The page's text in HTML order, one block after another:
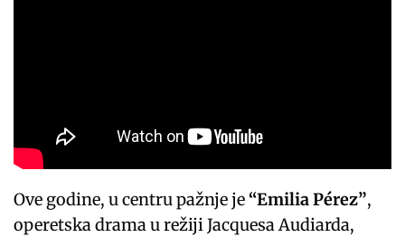
Ove godine, u centru pažnje je “Emilia Pérez”,
operetska drama u režiji Jacquesa Audiarda,